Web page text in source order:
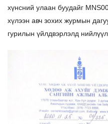
хүнсний улаан буудайг
хүлээн авч зохих журмын
гурилын үйлдвэрлэлд